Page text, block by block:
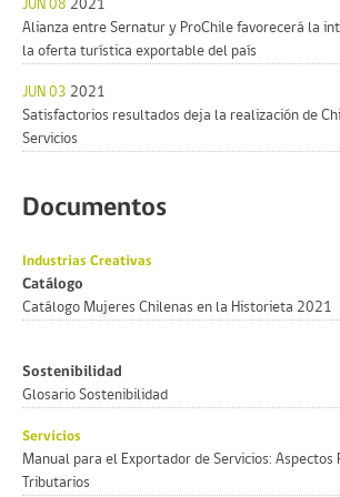
JUN 08 2021
Alianza entre Sernatur y ProChile favorecerá la
la oferta turística exportable del país
JUN 03 2021
Satisfactorios resultados deja la realización de
Servicios
Documentos
Industrias Creativas
Catálogo
Catálogo Mujeres Chilenas en la Historieta 2021
Sostenibilidad
Glosario Sostenibilidad
Servicios
Manual para el Exportador de Servicios: Aspectos
Tributarios